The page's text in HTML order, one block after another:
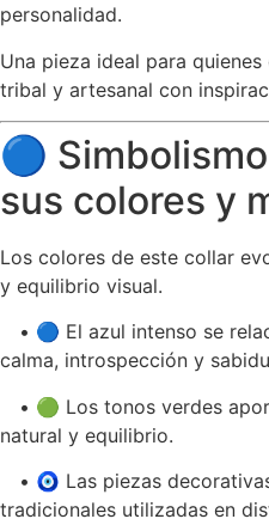
personalidad.
Una pieza ideal para
tribal y artesanal con
🔵
sus colores y
Los colores de este collar
y equilibrio visual.
• 🔵 El azul intenso se
calma, introspección y
• 🟢 Los tonos verdes
natural y equilibrio.
• 🧿 Las piezas
tradicionales utilizadas en